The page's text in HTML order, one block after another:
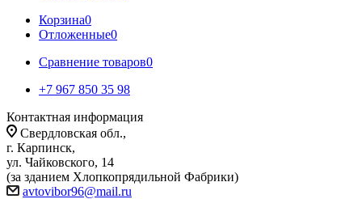
Корзина0
Отложенные0
Сравнение товаров0
+7 967 850 35 98
Контактная информация
Свердловская обл.,
г. Карпинск,
ул. Чайковского, 14
(за зданием Хлопкопрядильной Фабрики)
avtovibor96@mail.ru